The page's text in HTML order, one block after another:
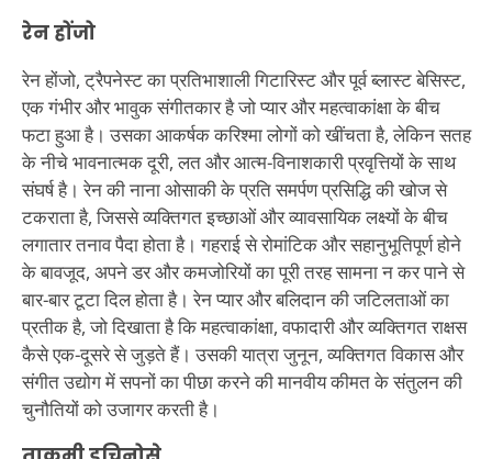
रेन होंजो
रेन होंजो, ट्रैपनेस्ट का प्रतिभाशाली गिटारिस्ट और पूर्व ब्लास्ट बेसिस्ट,
एक गंभीर और भावुक संगीतकार है जो प्यार और महत्वाकांक्षा के बीच
फटा हुआ है। उसका आकर्षक करिश्मा लोगों को खींचता है, लेकिन सतह
के नीचे भावनात्मक दूरी, लत और आत्म-विनाशकारी प्रवृत्तियों के साथ
संघर्ष है। रेन की नाना ओसाकी के प्रति समर्पण प्रसिद्धि की खोज से
टकराता है, जिससे व्यक्तिगत इच्छाओं और व्यावसायिक लक्ष्यों के बीच
लगातार तनाव पैदा होता है। गहराई से रोमांटिक और सहानुभूतिपूर्ण होने
के बावजूद, अपने डर और कमजोरियों का पूरी तरह सामना न कर पाने से
बार-बार टूटा दिल होता है। रेन प्यार और बलिदान की जटिलताओं का
प्रतीक है, जो दिखाता है कि महत्वाकांक्षा, वफादारी और व्यक्तिगत राक्षस
कैसे एक-दूसरे से जुड़ते हैं। उसकी यात्रा जुनून, व्यक्तिगत विकास और
संगीत उद्योग में सपनों का पीछा करने की मानवीय कीमत के संतुलन की
चुनौतियों को उजागर करती है।